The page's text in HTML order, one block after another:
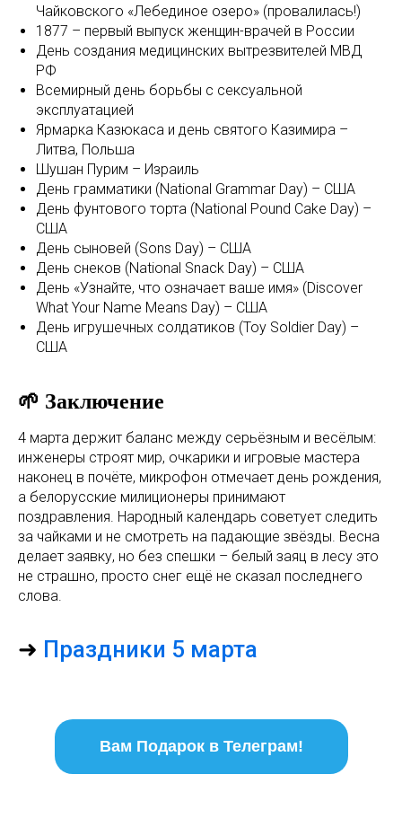
Чайковского «Лебединое озеро» (провалилась!)
1877 – первый выпуск женщин-врачей в России
День создания медицинских вытрезвителей МВД
РФ
Всемирный день борьбы с сексуальной
эксплуатацией
Ярмарка Казюкаса и день святого Казимира –
Литва, Польша
Шушан Пурим – Израиль
День грамматики (National Grammar Day) – США
День фунтового торта (National Pound Cake Day) –
США
День сыновей (Sons Day) – США
День снеков (National Snack Day) – США
День «Узнайте, что означает ваше имя» (Discover
What Your Name Means Day) – США
День игрушечных солдатиков (Toy Soldier Day) –
США
🌱 Заключение
4 марта держит баланс между серьёзным и весёлым:
инженеры строят мир, очкарики и игровые мастера
наконец в почёте, микрофон отмечает день рождения,
а белорусские милиционеры принимают
поздравления. Народный календарь советует следить
за чайками и не смотреть на падающие звёзды. Весна
делает заявку, но без спешки – белый заяц в лесу это
не страшно, просто снег ещё не сказал последнего
слова.
➜ Праздники 5 марта
Вам Подарок в Телеграм!